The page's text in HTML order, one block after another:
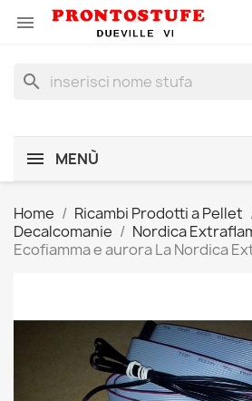

search
MENÙ
Home Ricambi Prodotti a Pellet
Decalcomanie
Nordica
Ecofiamma e aurora La Nordica